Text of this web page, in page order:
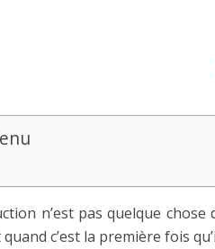
n’est pas quelque
c’est la première fois